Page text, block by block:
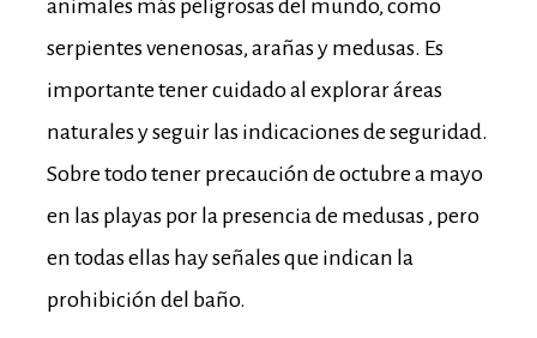
animales más peligrosas del mundo, como
serpientes venenosas, arañas y medusas. Es
importante tener cuidado al explorar áreas
naturales y seguir las indicaciones de seguridad.
Sobre todo tener precaución de octubre a mayo
en las playas por la presencia de medusas , pero
en todas ellas hay señales que indican la
prohibición del baño.